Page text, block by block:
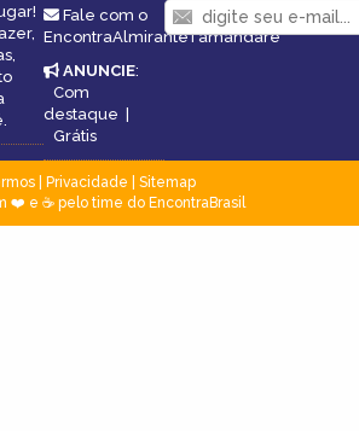
Fale com o
EncontraAlmiranteTamandaré
ANUNCIE:
Com
destaque |
Grátis
| Privacidade
Sitemap
❤️ e ☕ pelo time do EncontraBrasil